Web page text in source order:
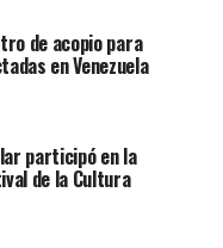
de acopio para
en Venezuela
participó en la
de la Cultura